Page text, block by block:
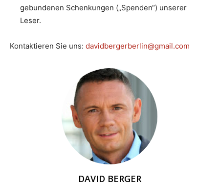
gebundenen Schenkungen („Spenden“) unserer
Leser.
Kontaktieren Sie uns: davidbergerberlin@gmail.com
DAVID BERGER